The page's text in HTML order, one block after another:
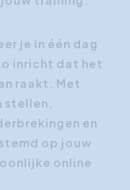
je in één dag
inricht dat het
raakt. Met
en
op jouw
online